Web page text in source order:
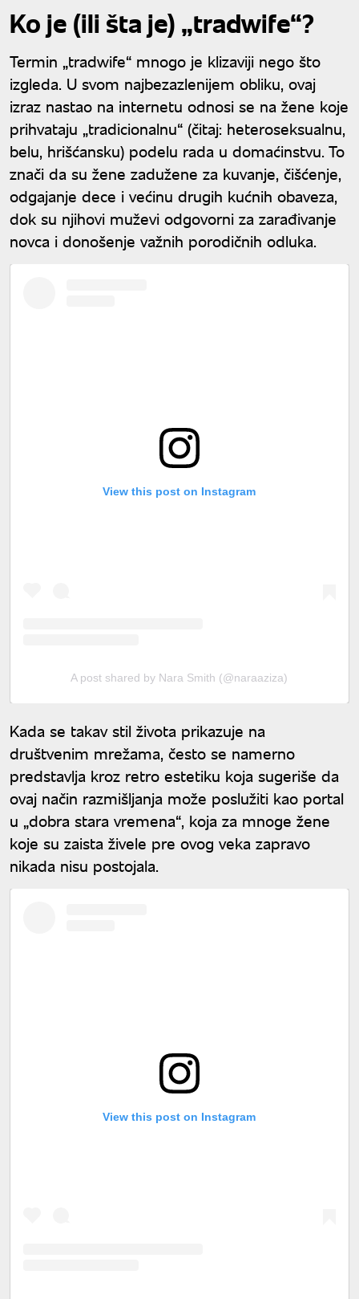
Ko je (ili šta je) „tradwife“?
Termin „tradwife“ mnogo je klizaviji nego što
izgleda. U svom najbezazlenijem obliku, ovaj
izraz nastao na internetu odnosi se na žene koje
prihvataju „tradicionalnu“ (čitaj: heteroseksualnu,
belu, hrišćansku) podelu rada u domaćinstvu. To
znači da su žene zadužene za kuvanje, čišćenje,
odgajanje dece i većinu drugih kućnih obaveza,
dok su njihovi muževi odgovorni za zarađivanje
novca i donošenje važnih porodičnih odluka.
View this post on Instagram
A post shared by Nara Smith (@naraaziza)
Kada se takav stil života prikazuje na
društvenim mrežama, često se namerno
predstavlja kroz retro estetiku koja sugeriše da
ovaj način razmišljanja može poslužiti kao portal
u „dobra stara vremena“, koja za mnoge žene
koje su zaista živele pre ovog veka zapravo
nikada nisu postojala.
View this post on Instagram